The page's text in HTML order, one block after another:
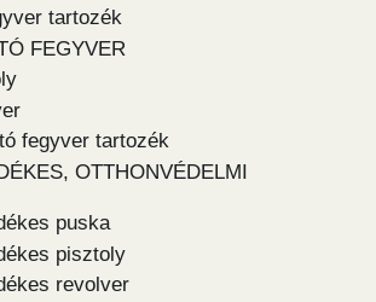
tartozék
FEGYVER
fegyver tartozék
OTTHONVÉDELMI
puska
pisztoly
revolver